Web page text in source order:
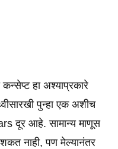
हा अश्याप्रकारे
पुन्हा एक अशीच
दूर आहे. सामान्य माणूस
नाही, पण मेल्यानंतर